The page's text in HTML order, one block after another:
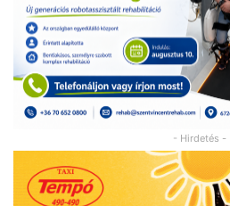
- Hirdetés -